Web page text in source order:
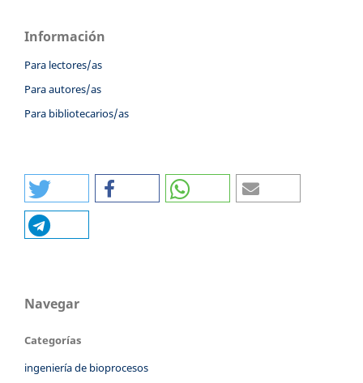
Información
Para lectores/as
Para autores/as
Para bibliotecarios/as
Navegar
Categorías
ingeniería de bioprocesos